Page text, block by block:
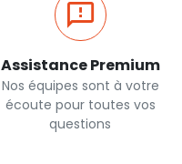
Assistance Premium
Nos équipes sont à votre
écoute pour toutes vos
questions